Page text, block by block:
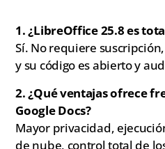
1. ¿LibreOffice 25.8 es
Sí. No requiere
y su código es abierto y
2. ¿Qué ventajas ofrece
Google Docs?
Mayor privacidad,
de nube, control total de